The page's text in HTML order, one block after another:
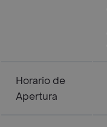
Horario de
Apertura